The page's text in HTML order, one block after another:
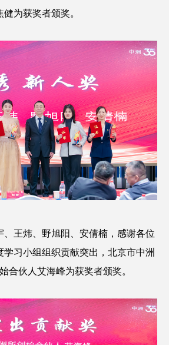
健为获奖者颁奖。
、王炜、野旭阳、安倩楠，感谢各位
学习小组组织贡献突出，北京市中洲
合伙人艾海峰为获奖者颁奖。